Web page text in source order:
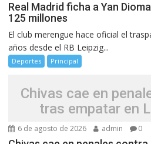
Real Madrid ficha a Yan
125 millones
El club merengue hace oficial el
años desde el RB Leipzig...
Deportes Principal
Chivas cae en
tras empatar en
6 de agosto de 2026 admin 0